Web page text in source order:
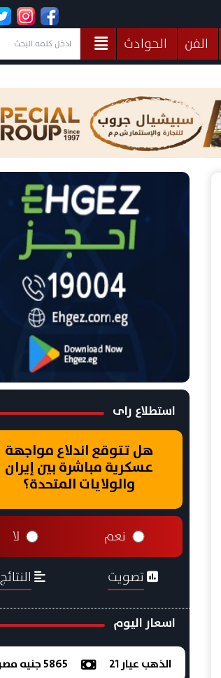
الفن
الحوادث
منوعات
استطلاع راى
هل تتوقع اندلاع مواجهة
عسكرية مباشرة بين إيران
والولايات المتحدة؟
نعم لا
تصويت النتائج
اسعار اليوم
الذهب عيار 21 5865 جنيه مصري